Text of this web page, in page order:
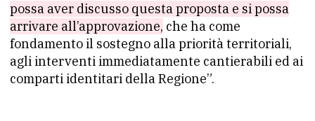
possa aver discusso questa proposta e si possa
arrivare all’approvazione, che ha come
fondamento il sostegno alla priorità territoriali,
agli interventi immediatamente cantierabili ed ai
comparti identitari della Regione”.